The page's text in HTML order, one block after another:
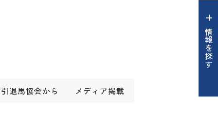
情報を探す
引退馬協会から メディア掲載